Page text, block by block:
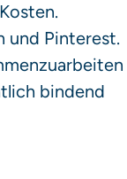
und Pinterest.
bindend